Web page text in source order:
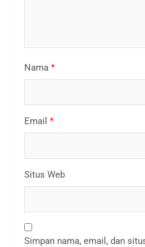
Nama *
Email *
Situs Web
Simpan nama, email, dan